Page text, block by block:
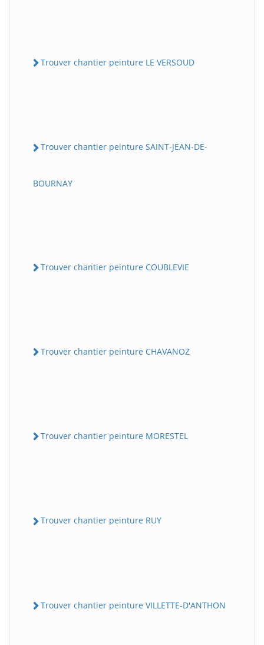
Trouver chantier peinture LE VERSOUD
Trouver chantier peinture SAINT-JEAN-DE-
BOURNAY
Trouver chantier peinture COUBLEVIE
Trouver chantier peinture CHAVANOZ
Trouver chantier peinture MORESTEL
Trouver chantier peinture RUY
Trouver chantier peinture VILLETTE-D'ANTHON